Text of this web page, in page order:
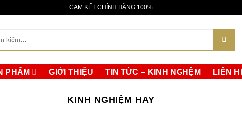
molti collezionisti, senza il diametro maggiore caratteristico
CAM KẾT CHÍNH HÃNG 100%
PHẨM GIỚI THIỆU TIN TỨC – KINH NGHỆM LIÊN
KINH NGHIỆM HAY